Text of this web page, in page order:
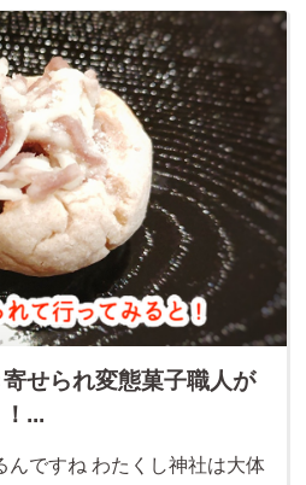
せられ変態菓子職人が
...
んですね わたくし神社は大体